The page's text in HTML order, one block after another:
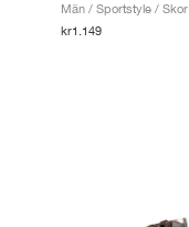
Män / Sportstyle / Skor
kr1.149